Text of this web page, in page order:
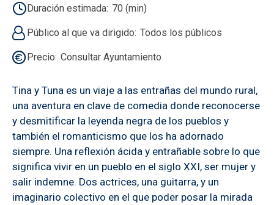
Duración estimada 70 (min)
Público al que va dirigido Todos los públicos
Precio Consultar Ayuntamiento
Tina y Tuna es un viaje a las entrañas del mundo rural,
una aventura en clave de comedia donde reconocerse
y desmitificar la leyenda negra de los pueblos y
también el romanticismo que los ha adornado
siempre. Una reflexión ácida y entrañable sobre lo que
significa vivir en un pueblo en el siglo XXI, ser mujer y
salir indemne. Dos actrices, una guitarra, y un
imaginario colectivo en el que poder posar la mirada